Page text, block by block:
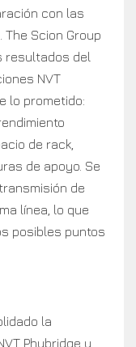
con las
Scion Group
resultados del
NVT
lo prometido:
de rack,
de apoyo. Se
de
línea, lo que
posibles puntos
la
Phybridge y